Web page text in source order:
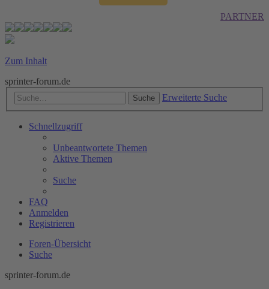
PARTNER
Zum Inhalt
sprinter-forum.de
Suche Erweiterte Suche
Schnellzugriff
Unbeantwortete Themen
Aktive Themen
Suche
FAQ
Anmelden
Registrieren
Foren-Übersicht
Suche
sprinter-forum.de